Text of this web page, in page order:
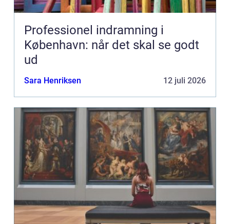
Professionel indramning i
København: når det skal se godt
ud
Sara Henriksen 12 juli 2026